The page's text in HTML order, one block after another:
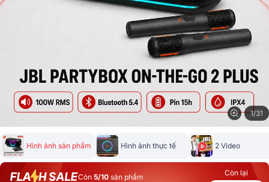
1/31
Hình ảnh sản phẩm Hình ảnh thực tế 2 Video
Còn 5/10 sản phẩm Còn lại